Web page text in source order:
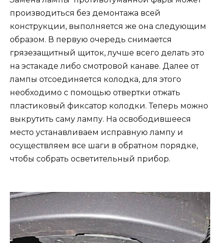
производиться без демонтажа всей
конструкции, выполняется же она следующим
образом. В первую очередь снимается
грязезащитный щиток, лучше всего делать это
на эстакаде либо смотровой канаве. Далее от
лампы отсоединяется колодка, для этого
необходимо с помощью отвертки отжать
пластиковый фиксатор колодки. Теперь можно
выкрутить саму лампу. На освободившееся
место устанавливаем исправную лампу и
осуществляем все шаги в обратном порядке,
чтобы собрать осветительный прибор.